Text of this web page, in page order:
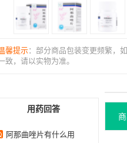
馨提示：部分商品包装变更频繁，
致，请以实物为准。
用药回答
阿那曲唑片有什么用